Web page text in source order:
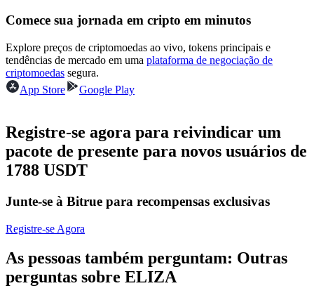
Torne-se um Trader de Cópias
Desfrute da partilha de lucros e comissões de copy trading
Comece sua jornada em cripto em minutos
Explore preços de criptomoedas ao vivo, tokens principais e
tendências de mercado em uma plataforma de negociação de
criptomoedas segura.
App Store
Google Play
Registre-se agora para reivindicar um
pacote de presente para novos usuários de
1788 USDT
Junte-se à Bitrue para recompensas exclusivas
Registre-se Agora
As pessoas também perguntam: Outras
perguntas sobre ELIZA